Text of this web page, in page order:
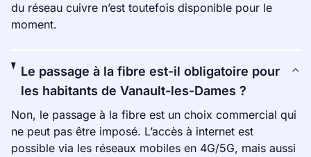
du réseau cuivre n’est toutefois disponible pour le
moment.
Le passage à la fibre est-il obligatoire pour
les habitants de Vanault-les-Dames ?
Non, le passage à la fibre est un choix commercial qui
ne peut pas être imposé. L’accès à internet est
possible via les réseaux mobiles en 4G/5G, mais aussi